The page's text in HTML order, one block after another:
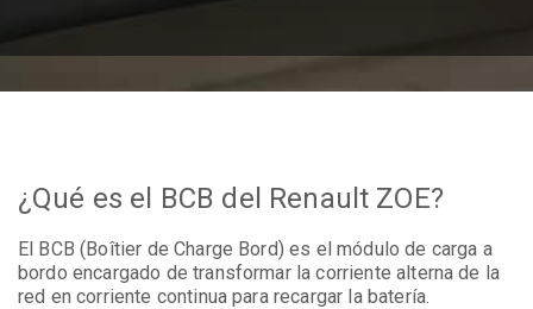
¿Qué es el BCB del Renault ZOE?
El BCB (Boîtier de Charge Bord) es el módulo de carga a
bordo encargado de transformar la corriente alterna de la
red en corriente continua para recargar la batería.